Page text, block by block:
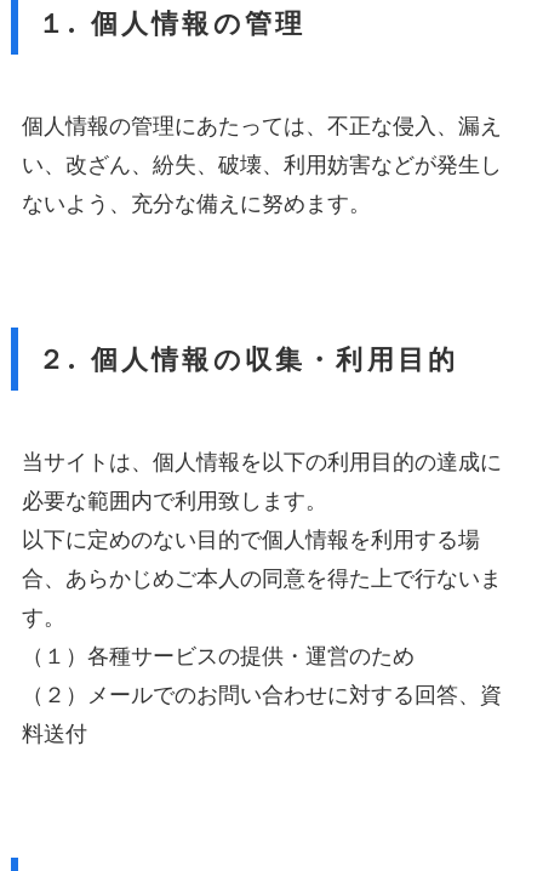
１. 個人情報の管理
個人情報の管理にあたっては、不正な侵入、漏え
い、改ざん、紛失、破壊、利用妨害などが発生し
ないよう、充分な備えに努めます。
２. 個人情報の収集・利用目的
当サイトは、個人情報を以下の利用目的の達成に
必要な範囲内で利用致します。
以下に定めのない目的で個人情報を利用する場
合、あらかじめご本人の同意を得た上で行ないま
す。
（１）各種サービスの提供・運営のため
（２）メールでのお問い合わせに対する回答、資
料送付